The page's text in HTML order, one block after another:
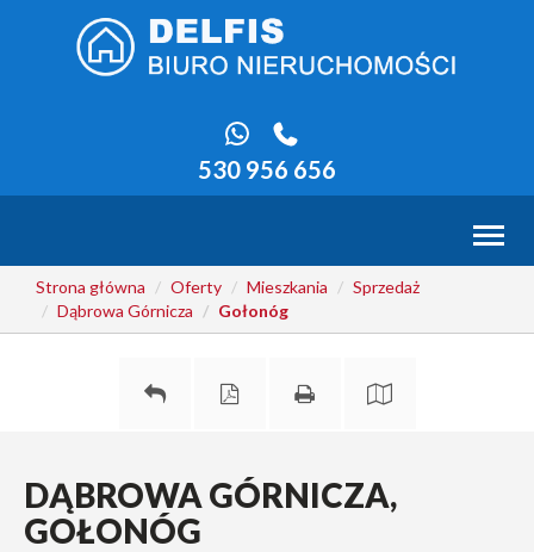
530 956 656
Strona główna
Oferty Mieszkania
Sprzedaż
Dąbrowa Górnicza
Gołonóg
DĄBROWA GÓRNICZA,
GOŁONÓG